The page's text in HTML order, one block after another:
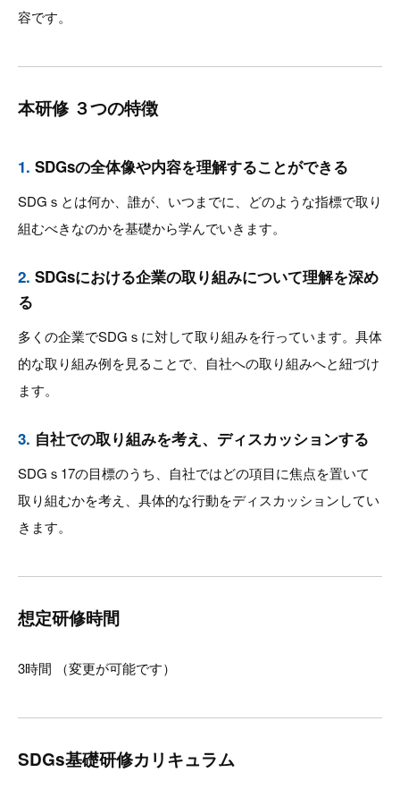
容です。
本研修 ３つの特徴
1. SDGsの全体像や内容を理解することができる
SDGｓとは何か、誰が、いつまでに、どのような指標で取り
組むべきなのかを基礎から学んでいきます。
2. SDGsにおける企業の取り組みについて理解を深め
る
多くの企業でSDGｓに対して取り組みを行っています。具体
的な取り組み例を見ることで、自社への取り組みへと紐づけ
ます。
3. 自社での取り組みを考え、ディスカッションする
SDGｓ17の目標のうち、自社ではどの項目に焦点を置いて
取り組むかを考え、具体的な行動をディスカッションしてい
きます。
想定研修時間
3時間 （変更が可能です）
SDGs基礎研修カリキュラム